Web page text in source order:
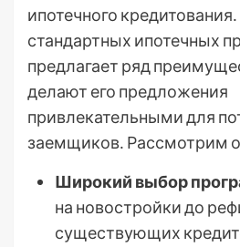
ипотечного
стандартных ипотечных
предлагает ряд
делают его предложения
привлекательными для
заемщиков․ Рассмотрим
Широкий выбор
на новостройки до
существующих